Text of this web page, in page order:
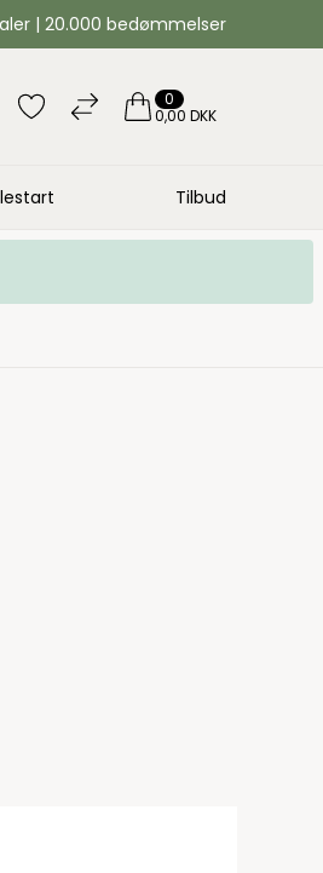
| 20.000 bedømmelser
0
0,00 DKK
Tilbud